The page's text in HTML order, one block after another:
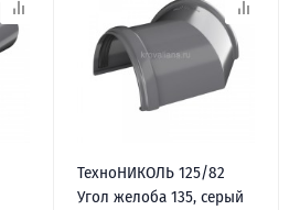
ТехноНИКОЛЬ 125/82
Угол желоба 135, серый